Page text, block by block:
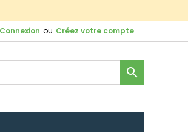
Connexion ou Créez votre compte
